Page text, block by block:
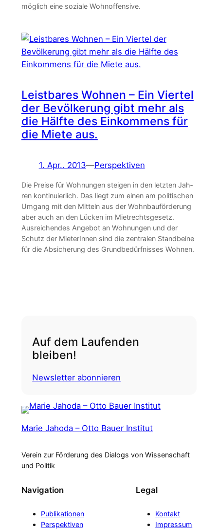
möglich eine soziale Wohnoffensive.
Leistbares Wohnen – Ein Viertel
der Bevölkerung gibt mehr als
die Hälfte des Einkommens für
die Miete aus.
1. Apr.. 2013—Perspektiven
Die Preise für Wohnungen steigen in den letzten Jah­
ren kontinuierlich. Das liegt zum einen am politischen
Umgang mit den Mitteln aus der Wohnbauförderung
aber auch an den Lücken im Mietrechtsgesetz.
Ausreichendes Angebot an Wohnungen und der
Schutz der MieterInnen sind die zentralen Standbeine
für die Absicherung des Grundbedürfnisses Wohnen.
Auf dem Laufenden
bleiben!
Newsletter abonnieren
Marie Jahoda – Otto Bauer Institut
Verein zur Förderung des Dialogs von Wissenschaft
und Politik
Navigation
Publikationen
Perspektiven
Legal
Kontakt
Impressum